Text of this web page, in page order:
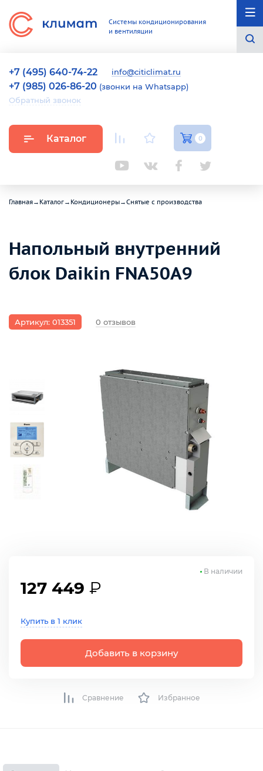
Системы кондиционирования
и вентиляции
+7 (495) 640-74-22 info@citiclimat.ru
+7 (985) 026-86-20 (звонки на Whatsapp)
Обратный звонок
Каталог 0
Главная→ Каталог→ Кондиционеры→Снятые с производства
Напольный внутренний
блок Daikin FNA50A9
Артикул: 013351 0 отзывов
127 449 ₽
Купить в 1 клик
Добавить в корзину
В наличии
Сравнение Избранное